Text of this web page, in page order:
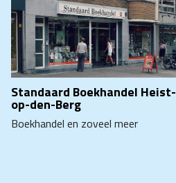
Standaard Boekhandel Heist-
op-den-Berg
Boekhandel en zoveel meer